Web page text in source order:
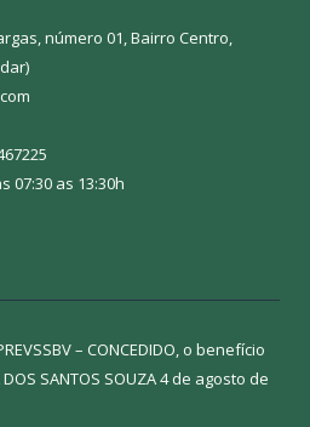
número 01, Bairro Centro,
07:30 as 13:30h
– CONCEDIDO, o benefício
SANTOS SOUZA4 de agosto de